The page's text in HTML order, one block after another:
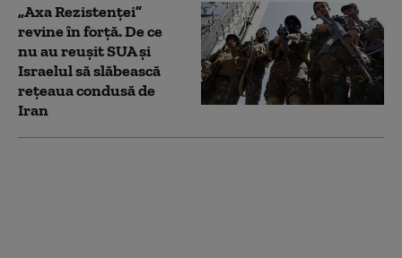
„Axa Rezistenței”
revine în forță. De ce
nu au reușit SUA și
Israelul să slăbească
rețeaua condusă de
Iran